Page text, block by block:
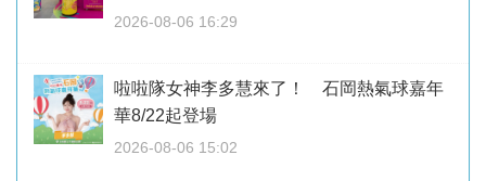
2026-08-06 16:29
啦啦隊女神李多慧來了！ 石岡熱氣球嘉年
華8/22起登場
2026-08-06 15:02